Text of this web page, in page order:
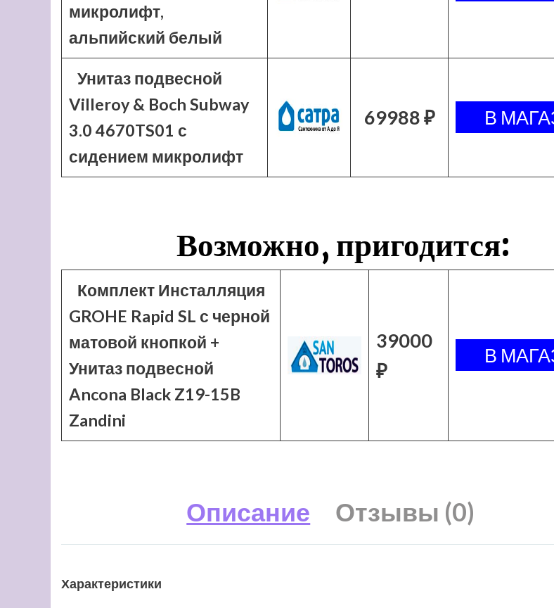
микролифт,
альпийский белый
Унитаз подвесной
Villeroy & Boch Subway
3.0 4670TS01 с
сидением микролифт
69988 ₽
Возможно, пригодится:
Комплект Инсталляция
GROHE Rapid SL с черной
матовой кнопкой +
Унитаз подвесной
Ancona Black Z19-15B
Zandini
39000
₽
Описание Отзывы (0)
Характеристики